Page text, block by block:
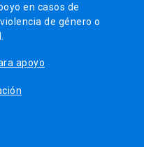
en casos de
de género o
apoyo